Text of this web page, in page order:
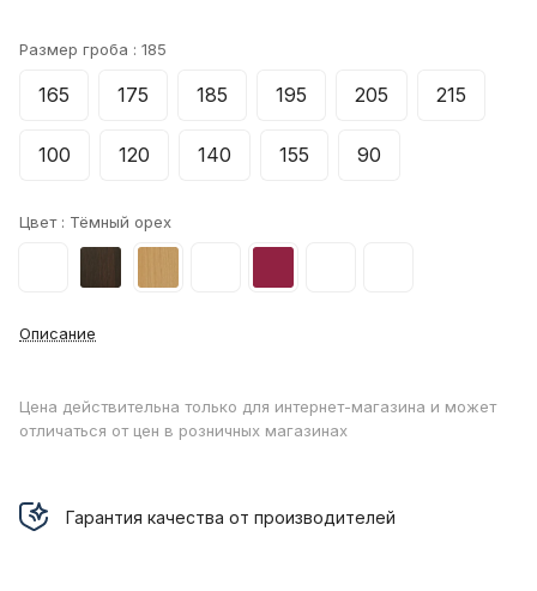
Размер гроба : 185
165 175 185 195 205 215
100 120 140 155 90
Цвет : Тёмный орех
Описание
Цена действительна только для интернет-магазина и может
отличаться от цен в розничных магазинах
Гарантия качества от производителей